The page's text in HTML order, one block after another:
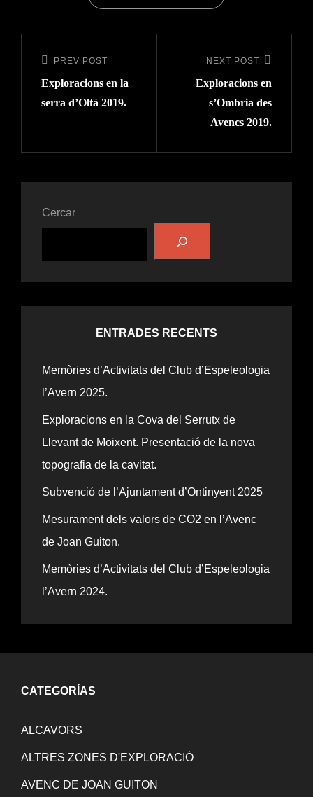
d'entrades
Previous
Post
PREV POST
Exploracions en la
serra d’Oltà 2019.
Post
NEXT POST
Exploracions en
s’Ombria des
Avencs 2019.
Cercar
ENTRADES RECENTS
Memòries d’Activitats del Club d’Espeleologia
l’Avern 2025.
Exploracions en la Cova del Serrutx de
Llevant de Moixent. Presentació de la nova
topografia de la cavitat.
Subvenció de l’Ajuntament d’Ontinyent 2025
Mesurament dels valors de CO2 en l’Avenc
de Joan Guiton.
Memòries d’Activitats del Club d’Espeleologia
l’Avern 2024.
CATEGORÍAS
ALCAVORS
ALTRES ZONES D'EXPLORACIÓ
AVENC DE JOAN GUITON